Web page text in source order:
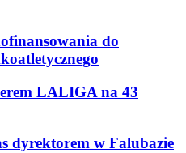
do
LALIGA na 43
dyrektorem w Falubazie